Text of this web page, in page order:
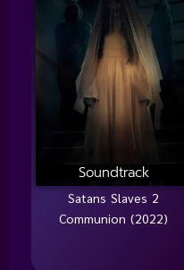
Soundtrack
Satans Slaves 2
Communion (2022)